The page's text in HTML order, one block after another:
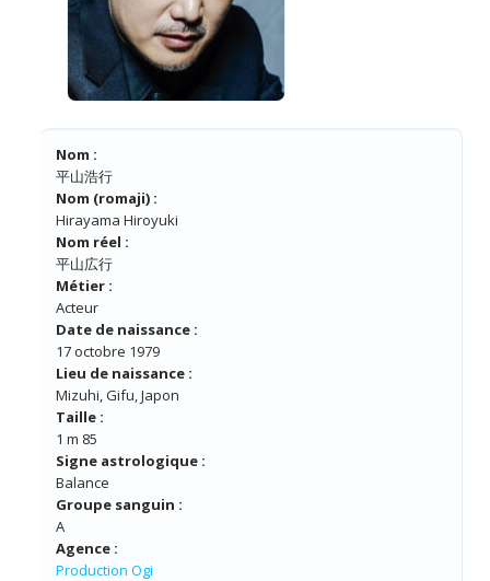
Nom :
平山浩行
Nom (romaji) :
Hirayama Hiroyuki
Nom réel :
平山広行
Métier :
Acteur
Date de naissance :
17 octobre 1979
Lieu de naissance :
Mizuhi, Gifu, Japon
Taille :
1 m 85
Signe astrologique :
Balance
Groupe sanguin :
A
Agence :
Production Ogi